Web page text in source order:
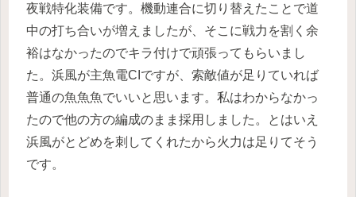
夜戦特化装備です。機動連合に切り替えたことで道
中の打ち合いが増えましたが、そこに戦力を割く余
裕はなかったのでキラ付けで頑張ってもらいまし
た。浜風が主魚電CIですが、索敵値が足りていれば
普通の魚魚魚でいいと思います。私はわからなかっ
たので他の方の編成のまま採用しました。とはいえ
浜風がとどめを刺してくれたから火力は足りてそう
です。